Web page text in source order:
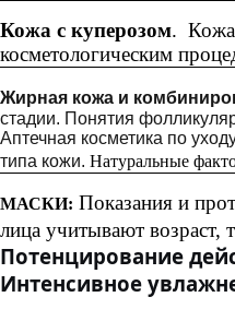
Кожа с куперозом. Кожа
косметологическим
Жирная кожа и
стадии. Понятия
Аптечная косметика по
типа кожи.Натуральные
МАСКИ: Показания и
лица учитывают возраст,
Потенцирование
Интенсивное